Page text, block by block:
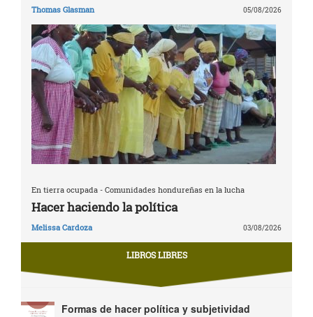
Thomas Glasman 05/08/2026
En tierra ocupada - Comunidades hondureñas en la lucha
Hacer haciendo la política
Melissa Cardoza 03/08/2026
LIBROS LIBRES
Formas de hacer política y subjetividad